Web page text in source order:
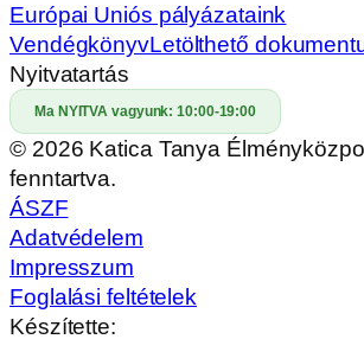
Európai Uniós pályázataink
VendégkönyvLetölthető
Nyitvatartás
Ma NYITVA vagyunk:10:00-19:00
© 2026 Katica Tanya
fenntartva.
ÁSZF
Adatvédelem
Impresszum
Foglalási feltételek
Készítette: